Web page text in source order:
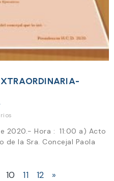
2020.- Hora : 11:00 a) Acto
de la Sra. Concejal Paola
10 11 12 »